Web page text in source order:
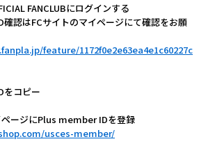
FANCLUBにログインする
認はFCサイトのマイページにて確認をお願
feature/1172f0e2e63ea4e1c60227c
コピー
ージにPlus member IDを登録
usces-member/